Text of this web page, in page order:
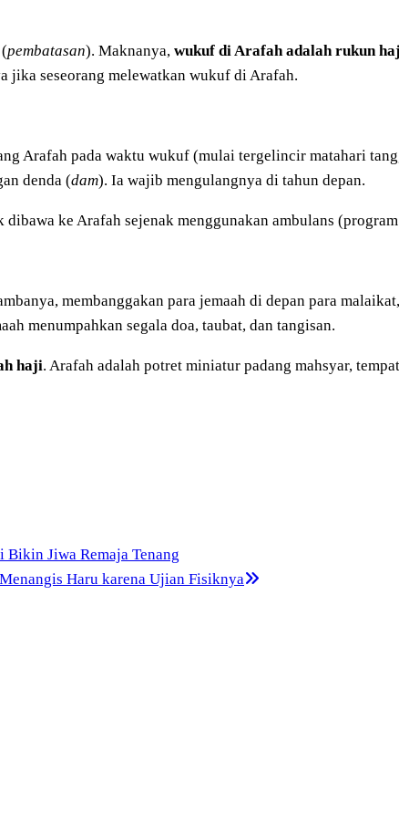
pembatasan). Maknanya, wukuf di Arafah adalah rukun
jika seseorang melewatkan wukuf di Arafah.
Arafah pada waktu wukuf (mulai tergelincir matahari
denda (dam). Ia wajib mengulangnya di tahun depan.
ke Arafah sejenak menggunakan ambulans (program
membanggakan para jemaah di depan para
menumpahkan segala doa, taubat, dan tangisan.
haji. Arafah adalah potret miniatur padang mahsyar,
Jiwa Remaja Tenang
Haru karena Ujian Fisiknya